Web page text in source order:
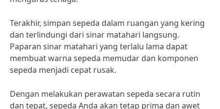
Terakhir, simpan sepeda dalam ruangan yang kering
dan terlindungi dari sinar matahari langsung.
Paparan sinar matahari yang terlalu lama dapat
membuat warna sepeda memudar dan komponen
sepeda menjadi cepat rusak.
Dengan melakukan perawatan sepeda secara rutin
dan tepat, sepeda Anda akan tetap prima dan awet